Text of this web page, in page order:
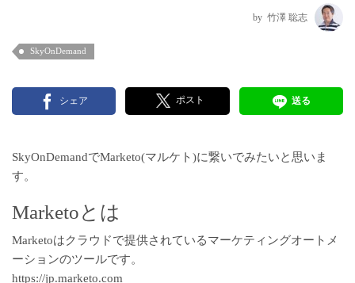
竹澤 聡志
SkyOnDemand
シェア ポスト 送る
SkyOnDemandでMarketo(マルケト)に繋いでみたいと思いま
す。
Marketoとは
Marketoはクラウドで提供されているマーケティングオートメ
ーションのツールです。
https://jp.marketo.com